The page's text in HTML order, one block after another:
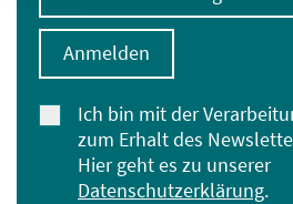
Ich bin mit der
zum Erhalt des
Hier geht es zu unserer
Datenschutzerklärung.
Anmelden